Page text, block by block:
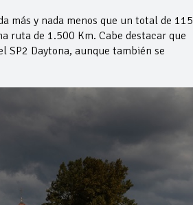
más y nada menos que un total de 115
ruta de 1.500 Km. Cabe destacar que
SP2 Daytona, aunque también se